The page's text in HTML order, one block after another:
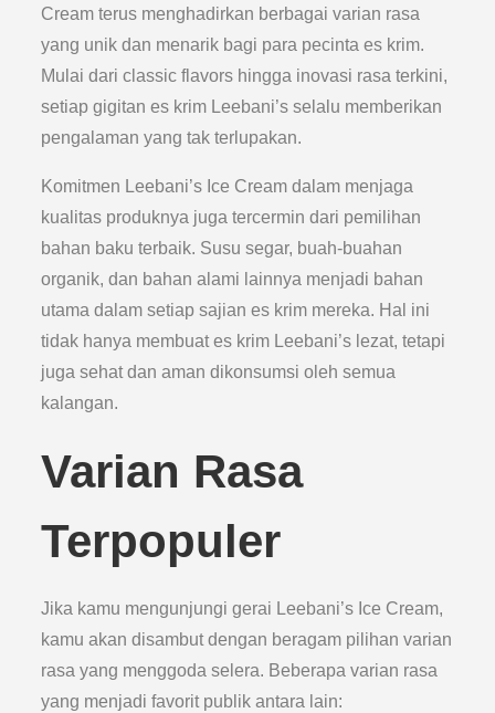
Cream terus menghadirkan berbagai varian rasa
yang unik dan menarik bagi para pecinta es krim.
Mulai dari classic flavors hingga inovasi rasa terkini,
setiap gigitan es krim Leebani’s selalu memberikan
pengalaman yang tak terlupakan.
Komitmen Leebani’s Ice Cream dalam menjaga
kualitas produknya juga tercermin dari pemilihan
bahan baku terbaik. Susu segar, buah-buahan
organik, dan bahan alami lainnya menjadi bahan
utama dalam setiap sajian es krim mereka. Hal ini
tidak hanya membuat es krim Leebani’s lezat, tetapi
juga sehat dan aman dikonsumsi oleh semua
kalangan.
Varian Rasa
Terpopuler
Jika kamu mengunjungi gerai Leebani’s Ice Cream,
kamu akan disambut dengan beragam pilihan varian
rasa yang menggoda selera. Beberapa varian rasa
yang menjadi favorit publik antara lain: